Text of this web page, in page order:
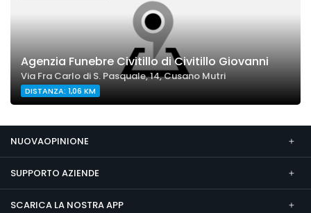
Agenzia Funebre Civitillo di Civitillo Giovanni
Via Fra Carlo di S. Pasquale, 14, Cusano Mutri
DISTANZA: 1,06 KM
NUOVAOPINIONE
SUPPORTO AZIENDE
SCARICA LA NOSTRA APP